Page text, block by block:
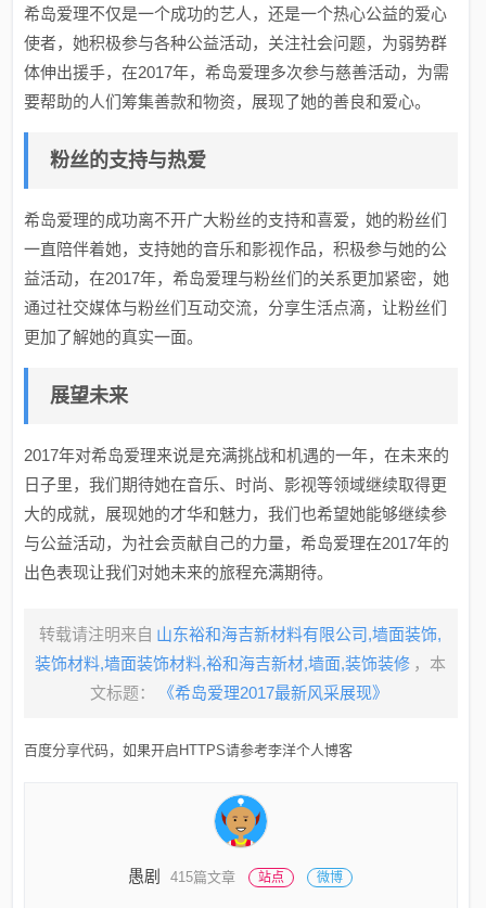
希岛爱理不仅是一个成功的艺人，还是一个热心公益的爱心
使者，她积极参与各种公益活动，关注社会问题，为弱势群
体伸出援手，在2017年，希岛爱理多次参与慈善活动，为需
要帮助的人们筹集善款和物资，展现了她的善良和爱心。
粉丝的支持与热爱
希岛爱理的成功离不开广大粉丝的支持和喜爱，她的粉丝们
一直陪伴着她，支持她的音乐和影视作品，积极参与她的公
益活动，在2017年，希岛爱理与粉丝们的关系更加紧密，她
通过社交媒体与粉丝们互动交流，分享生活点滴，让粉丝们
更加了解她的真实一面。
展望未来
2017年对希岛爱理来说是充满挑战和机遇的一年，在未来的
日子里，我们期待她在音乐、时尚、影视等领域继续取得更
大的成就，展现她的才华和魅力，我们也希望她能够继续参
与公益活动，为社会贡献自己的力量，希岛爱理在2017年的
出色表现让我们对她未来的旅程充满期待。
转载请注明来自 山东裕和海吉新材料有限公司,墙面装饰,
装饰材料,墙面装饰材料,裕和海吉新材,墙面,装饰装修 ，本
文标题：
《希岛爱理2017最新风采展现》
百度分享代码，如果开启HTTPS请参考李洋个人博客
愚剧 415篇文章 站点 微博